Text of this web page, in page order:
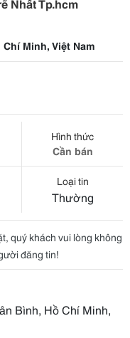
Minh, Việt Nam
Hình thức
Cần bán
Loại tin
Thường
quý khách vui lòng không
đăng tin!
Bình, Hồ Chí Minh,